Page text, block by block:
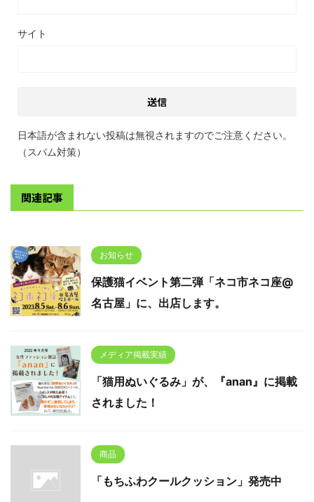
サイト
日本語が含まれない投稿は無視されますのでご注意ください。
（スパム対策）
関連記事
お知らせ
保護猫イベント第二弾「ネコ市ネコ座@
名古屋」に、出店します。
メディア掲載実績
「猫用ぬいぐるみ」が、『anan』に掲載
されました！
商品
「もちふわクールクッション」発売中